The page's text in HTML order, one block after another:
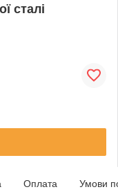
сталі
Оплата Умови